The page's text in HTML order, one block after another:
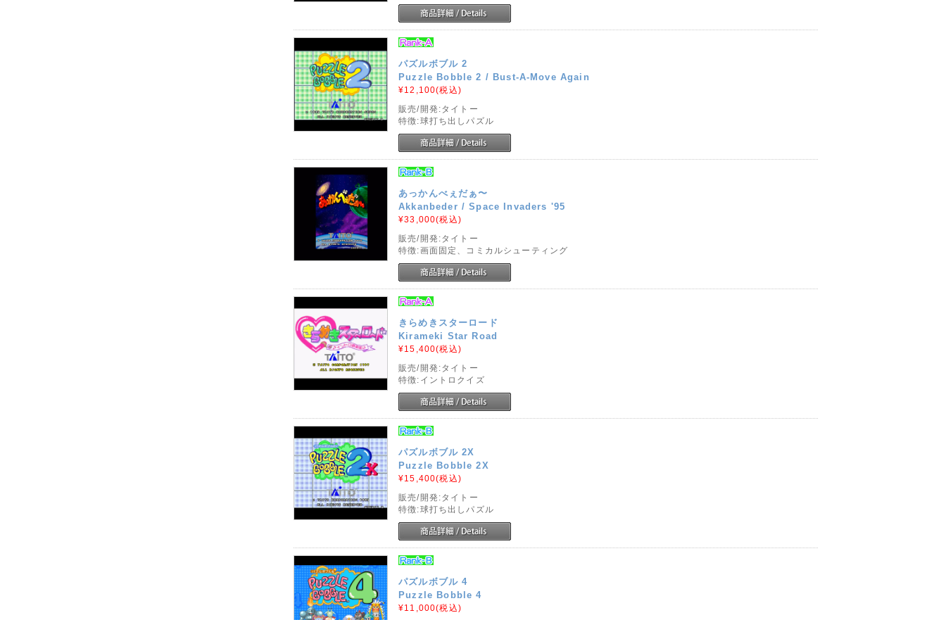
パズルボブル 2
Puzzle Bobble 2 / Bust-A-Move Again
¥12,100(税込)
販売/開発:タイトー
特徴:球打ち出しパズル
あっかんべぇだぁ〜
Akkanbeder / Space Invaders '95
¥33,000(税込)
販売/開発:タイトー
特徴:画面固定、コミカルシューティング
きらめきスターロード
Kirameki Star Road
¥15,400(税込)
販売/開発:タイトー
特徴:イントロクイズ
パズルボブル 2X
Puzzle Bobble 2X
¥15,400(税込)
販売/開発:タイトー
特徴:球打ち出しパズル
パズルボブル 4
Puzzle Bobble 4
¥11,000(税込)